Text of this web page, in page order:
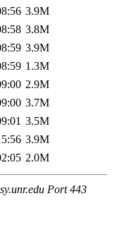
3.9M
3.8M
3.9M
1.3M
2.9M
3.7M
3.5M
3.9M
2.0M
Port 443